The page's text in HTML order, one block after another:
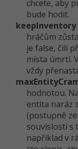
chcete, aby
bude hodit.
keepInventory
hráčům
je false, čili
místa úmrtí.
vždy
hodnotou.
entita naráz
(postupně
souvislosti s
například v